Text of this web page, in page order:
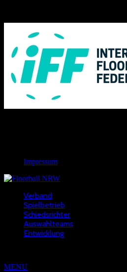
Impressum
Verband
Spielbetrieb
Schiedsrichter
Auswahlteams
Entwicklung
MENU